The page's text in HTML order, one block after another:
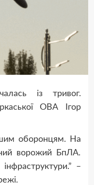
із тривог.
ОВА Ігор
оборонцям. На
ворожий БпЛА.
–